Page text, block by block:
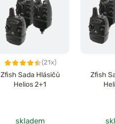
(21x)
Zfish Sada Hlásičů
Helios 2+1
skladem
Zfish